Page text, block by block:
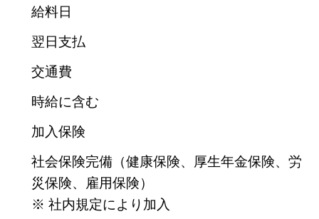
給料日
翌日支払
交通費
時給に含む
加入保険
社会保険完備（健康保険、厚生年金保険、労
災保険、雇用保険）
※ 社内規定により加入